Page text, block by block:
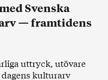
Svenska
— framtidens
uttryck, utövare
kulturarv